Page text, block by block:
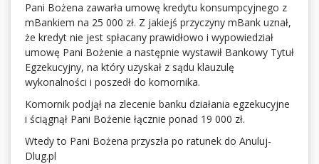
Pani Bożena zawarła umowę kredytu konsumpcyjnego z
mBankiem na 25 000 zł. Z jakiejś przyczyny mBank uznał,
że kredyt nie jest spłacany prawidłowo i wypowiedział
umowę Pani Bożenie a następnie wystawił Bankowy Tytuł
Egzekucyjny, na który uzyskał z sądu klauzulę
wykonalności i poszedł do komornika.
Komornik podjął na zlecenie banku działania egzekucyjne
i ściągnął Pani Bożenie łącznie ponad 19 000 zł.
Wtedy to Pani Bożena przyszła po ratunek do Anuluj-
Dlug.pl